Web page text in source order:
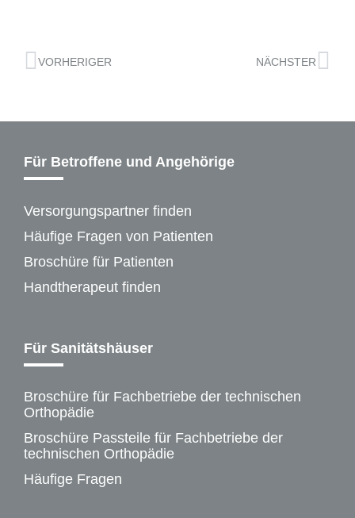
VORHERIGER NÄCHSTER
Für Betroffene und Angehörige
Versorgungspartner finden
Häufige Fragen von Patienten
Broschüre für Patienten
Handtherapeut finden
Für Sanitätshäuser
Broschüre für Fachbetriebe der technischen
Orthopädie
Broschüre Passteile für Fachbetriebe der
technischen Orthopädie
Häufige Fragen